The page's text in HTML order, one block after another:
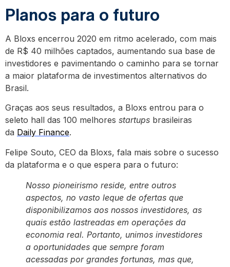
Planos para o futuro
A Bloxs encerrou 2020 em ritmo acelerado, com mais
de R$ 40 milhões captados, aumentando sua base de
investidores e pavimentando o caminho para se tornar
a maior plataforma de investimentos alternativos do
Brasil.
Graças aos seus resultados, a Bloxs entrou para o
seleto hall das 100 melhores startups brasileiras
da Daily Finance.
Felipe Souto, CEO da Bloxs, fala mais sobre o sucesso
da plataforma e o que espera para o futuro:
Nosso pioneirismo reside, entre outros
aspectos, no vasto leque de ofertas que
disponibilizamos aos nossos investidores, as
quais estão lastreadas em operações da
economia real. Portanto, unimos investidores
a oportunidades que sempre foram
acessadas por grandes fortunas, mas que,